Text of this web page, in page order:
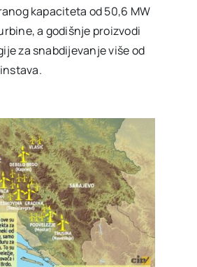
kapaciteta od 50,6 MW
a godišnje proizvodi
za snabdijevanje više od